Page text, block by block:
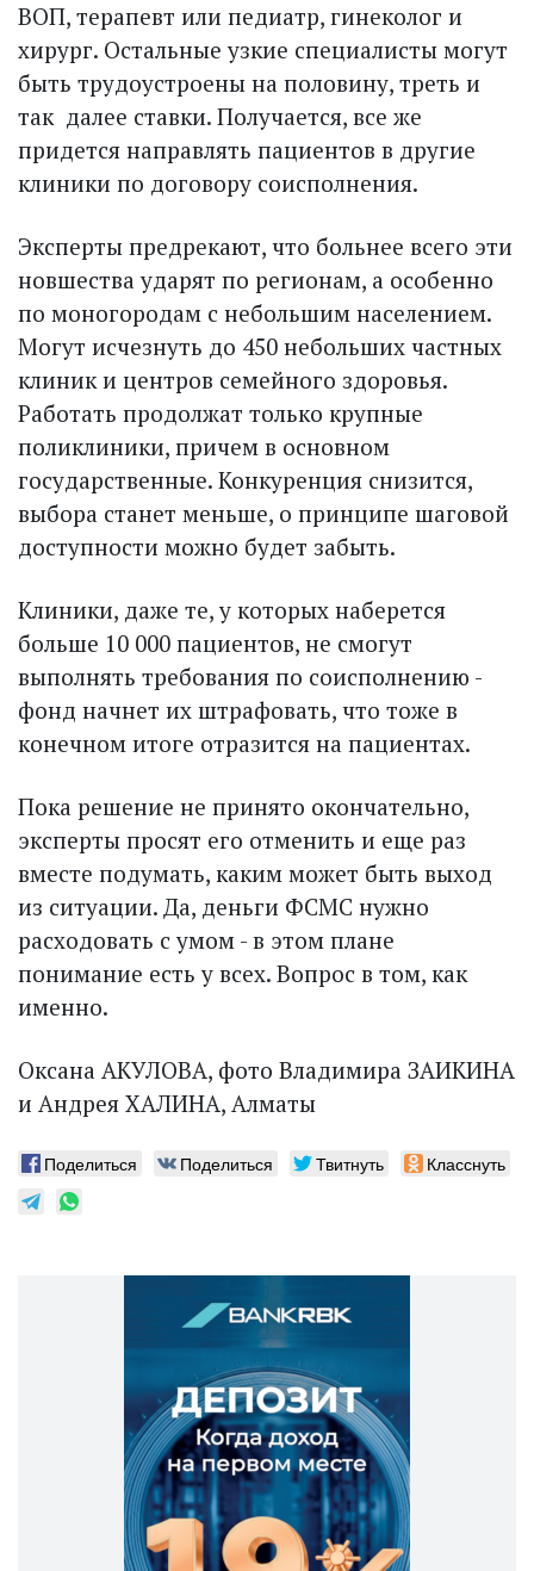
ВОП, терапевт или педиатр, гинеколог и
хирург. Остальные узкие специалисты могут
быть трудоустроены на половину, треть и
так далее ставки. Получается, все же
придется направлять пациентов в другие
клиники по договору соисполнения.
Эксперты предрекают, что больнее всего эти
новшества ударят по регионам, а особенно
по моногородам с небольшим населением.
Могут исчезнуть до 450 небольших частных
клиник и центров семейного здоровья.
Работать продолжат только крупные
поликлиники, причем в основном
государственные. Конкуренция снизится,
выбора станет меньше, о принципе шаговой
доступности можно будет забыть.
Клиники, даже те, у которых наберется
больше 10 000 пациентов, не смогут
выполнять требования по соисполнению -
фонд начнет их штрафовать, что тоже в
конечном итоге отразится на пациентах.
Пока решение не принято окончательно,
эксперты просят его отменить и еще раз
вместе поду­мать, каким может быть выход
из ситуации. Да, деньги ФСМС нужно
расходовать с умом - в этом плане
понимание есть у всех. Вопрос в том, как
именно.
Оксана АКУЛОВА, фото Владимира ЗАИКИНА
и Андрея ХАЛИНА, Алматы
Поделиться Поделиться Твитнуть Класснуть